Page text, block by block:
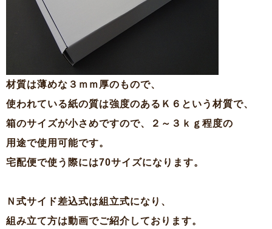
材質は薄めな３ｍｍ厚のもので、
使われている紙の質は強度のあるＫ６という材質で、
箱のサイズが小さめですので、２～３ｋｇ程度の
用途で使用可能です。
宅配便で使う際には70サイズになります。
Ｎ式サイド差込式は組立式になり、
組み立て方は動画でご紹介しております。